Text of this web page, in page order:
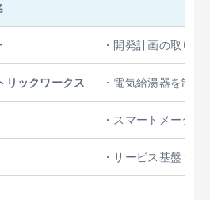
・開発計画の取りま
リックワークス ・電気給湯器を制
・スマートメータ
・サービス基盤ミ